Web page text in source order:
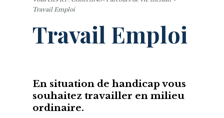
Travail Emploi
Travail Emploi
En situation de handicap vous
souhaitez travailler en milieu
ordinaire.